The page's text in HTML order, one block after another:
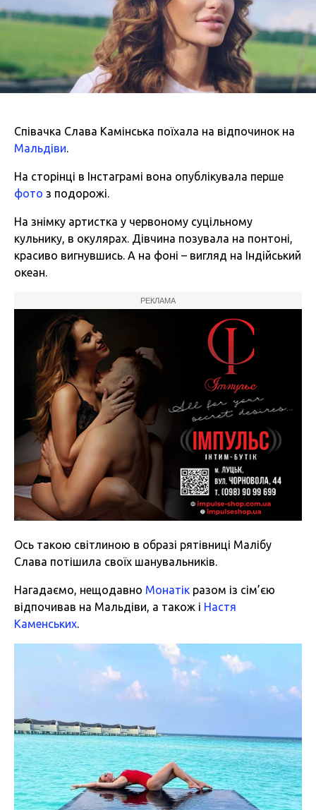
Співачка Слава Камінська поїхала на відпочинок на
Мальдіви.
На сторінці в Інстаграмі вона опублікувала перше
фото з подорожі.
На знімку артистка у червоному суцільному
кульнику, в окулярах. Дівчина позувала на понтоні,
красиво вигнувшись. А на фоні – вигляд на Індійський
океан.
РЕКЛАМА
Ось такою світлиною в образі рятівниці Малібу
Слава потішила своїх шанувальників.
Нагадаємо, нещодавно Монатік разом із сім’єю
відпочивав на Мальдіви, а також і Настя
Каменських.